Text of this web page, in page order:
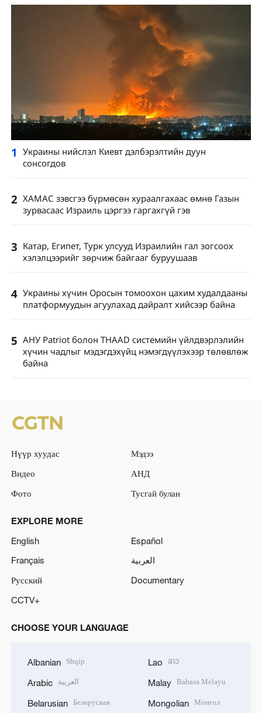
1 Украины нийслэл Киевт дэлбэрэлтийн дуун
сонсогдов
2 ХАМАС зэвсгээ бүрмөсөн хураалгахаас өмнө Газын
зурвасаас Израиль цэргээ гаргахгүй гэв
3 Катар, Египет, Турк улсууд Израилийн гал зогсоох
хэлэлцээрийг зөрчиж байгааг буруушаав
4 Украины хүчин Оросын томоохон цахим худалдааны
платформуудын агуулахад дайралт хийсээр байна
5 АНУ Patriot болон THAAD системийн үйлдвэрлэлийн
хүчин чадлыг мэдэгдэхүйц нэмэгдүүлэхээр төлөвлөж
байна
Нүүр хуудас
Мэдээ
Видео
АНД
Фото
Тусгай булан
EXPLORE MORE
English
Español
Français
العربية
Русский
Documentary
CCTV+
CHOOSE YOUR LANGUAGE
Albanian Shqip
Arabic العربية
Belarusian Беларуская
Lao ລາວ
Malay Bahasa Melayu
Mongolian Монгол